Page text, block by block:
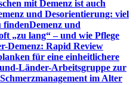
mit Demenz ist auch
und Desorientierung: viel
findenDemenz und
„zu lang“ – und wie Pflege
Demenz: Rapid Review
für eine einheitlichere
Länder-Arbeitsgruppe zur
Schmerzmanagement im Alter